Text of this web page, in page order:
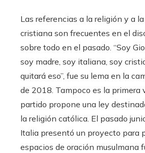
Las referencias a la religión y a
cristiana son frecuentes en el
sobre todo en el pasado. “Soy
soy madre, soy italiana, soy
quitará eso”, fue su lema en la
de 2018. Tampoco es la primera
partido propone una ley
la religión católica. El pasado
Italia presentó un proyecto para
espacios de oración musulmana